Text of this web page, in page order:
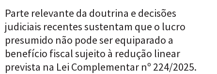
Parte relevante da doutrina e decisões
judiciais recentes sustentam que o lucro
presumido não pode ser equiparado a
benefício fiscal sujeito à redução linear
prevista na Lei Complementar nº 224/2025.